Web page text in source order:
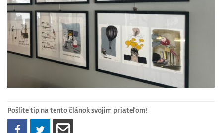
Pošlite tip na tento článok svojim priateľom!